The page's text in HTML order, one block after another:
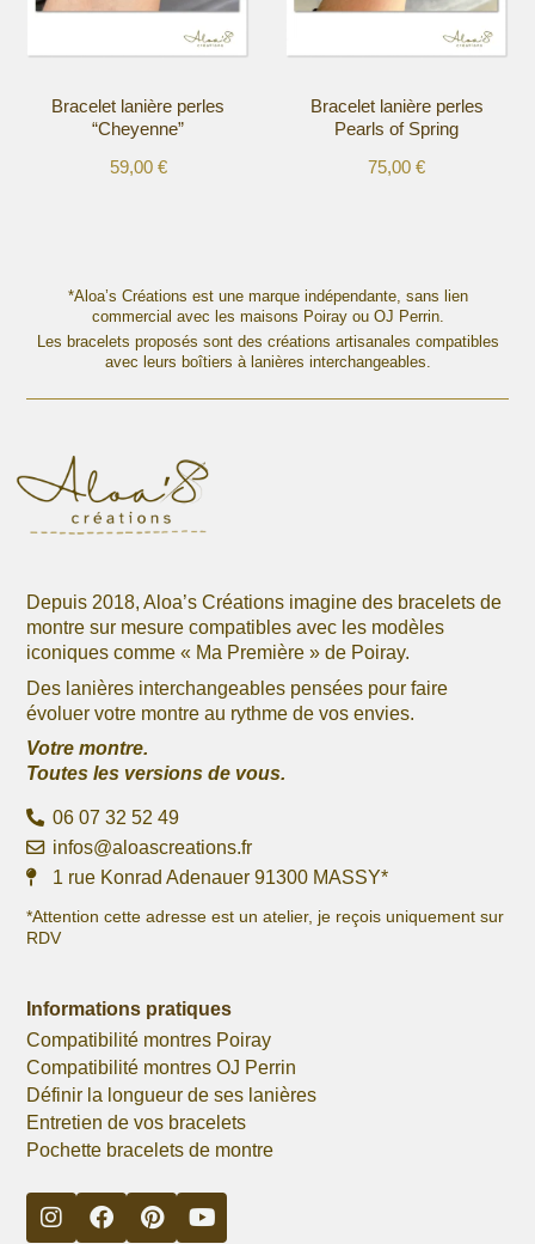
être
sur
page
être
sur
page
Bracelet lanière perles
“Cheyenne”
59,00 €
variations.
options
page
Bracelet lanière perles
Pearls of Spring
75,00€
variations.
Les
options
peuvent
*Aloa’s Créations est une marque indépendante, sans lien
commercial avec les maisons Poiray ou OJ Perrin.
Les bracelets proposés sont des créations artisanales compatibles
avec leurs boîtiers à lanières interchangeables.
Depuis 2018, Aloa’s Créations imagine des bracelets de
montre sur mesure compatibles avec les modèles
iconiques comme « Ma Première » de Poiray.
Des lanières interchangeables pensées pour faire
évoluer votre montre au rythme de vos envies.
Votre montre.
Toutes les versions de vous.
06 07 32 52 49
infos@aloascreations.fr
1 rue Konrad Adenauer 91300 MASSY*
*Attention cette adresse est un atelier, je reçois uniquement sur
RDV
Informations pratiques
Compatibilité montres Poiray
Compatibilité montres OJ Perrin
Définir la longueur de ses lanières
Entretien de vos bracelets
Pochette bracelets de montre